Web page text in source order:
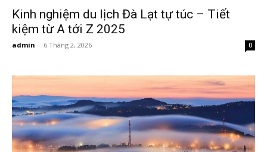
Kinh nghiệm du lịch Đà Lạt tự túc – Tiết
kiệm từ A tới Z 2025
admin - 6 Tháng 2, 2026 0